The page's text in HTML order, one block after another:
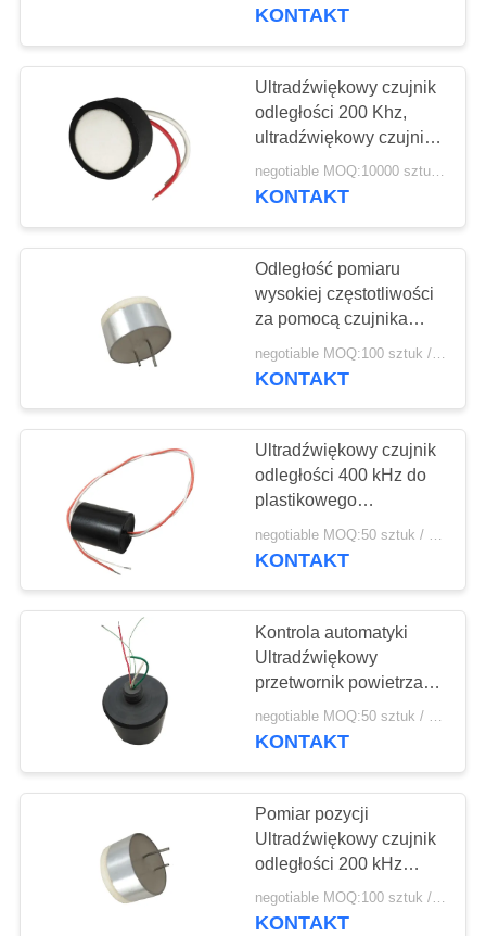
JAKOŚCI
SKONTAKTUJ
NAMI
POPROSIĆ
WYCENĘ
SITEMAP
PRIVACY
POLICY
Przetwornik do
czyszczenia
ultradźwiękowego
22
Ultradźwiękowy
czujnik poziomu
28
PZT w proszku
Pierścień Piezo
27
stałej
KONTAKT
Ultradźwiękowy czujnik
odległości 200 Khz,
ultradźwiękowy czujnik
poziomu powietrza
negotiable MOQ:10000 sztuk (100 dużo)
KONTAKT
Odległość pomiaru
wysokiej częstotliwości
za pomocą czujnika
ultradźwiękowego Łatwa
instalacja
KONTAKT
Ultradźwiękowy czujnik
odległości 400 kHz do
plastikowego
przetwornika małej
struktury
negotiable MOQ:50 sztuk / sztuk
KONTAKT
Kontrola automatyki
Ultradźwiękowy
przetwornik powietrza
40KHz Materiał
obudowy z tworzywa
negotiable MOQ:50 sztuk / sztuk
KONTAKT
Pomiar pozycji
Ultradźwiękowy czujnik
odległości 200 kHz
Długa żywotność
negotiable MOQ:100 sztuk / sztuk
KONTAKT